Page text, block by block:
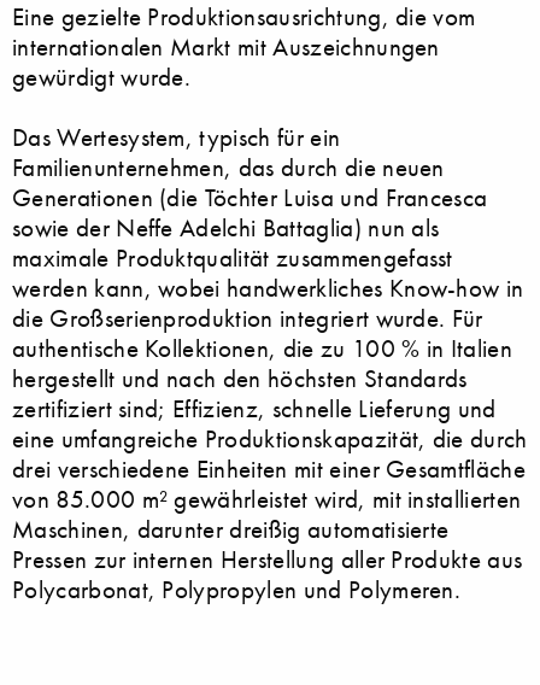
Eine gezielte Produktionsausrichtung, die vom
internationalen Markt mit Auszeichnungen
gewürdigt wurde.
Das Wertesystem, typisch für ein
Familienunternehmen, das durch die neuen
Generationen (die Töchter Luisa und Francesca
sowie der Neffe Adelchi Battaglia) nun als
maximale Produktqualität zusammengefasst
werden kann, wobei handwerkliches Know-how in
die Großserienproduktion integriert wurde. Für
authentische Kollektionen, die zu 100 % in Italien
hergestellt und nach den höchsten Standards
zertifiziert sind; Effizienz, schnelle Lieferung und
eine umfangreiche Produktionskapazität, die durch
drei verschiedene Einheiten mit einer Gesamtfläche
von 85.000 m² gewährleistet wird, mit installierten
Maschinen, darunter dreißig automatisierte
Pressen zur internen Herstellung aller Produkte aus
Polycarbonat, Polypropylen und Polymeren.